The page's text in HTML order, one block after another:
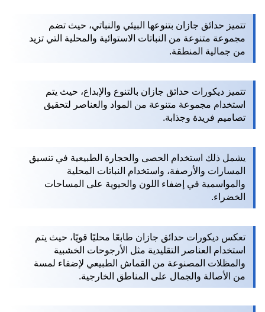
تتميز حدائق جازان بتنوعها البيئي والنباتي، حيث تضم
مجموعة متنوعة من النباتات الاستوائية والمحلية التي تزيد
من جمالية المنطقة.
تتميز ديكورات حدائق جازان بالتنوع والإبداع، حيث يتم
استخدام مجموعة متنوعة من المواد والعناصر لتحقيق
تصاميم فريدة وجذابة.
يشمل ذلك استخدام الحصى والحجارة الطبيعية في تنسيق
المسارات والأرصفة، واستخدام النباتات المحلية
والمواسمية في إضفاء اللون والحيوية على المساحات
الخضراء.
تعكس ديكورات حدائق جازان طابعًا محليًا قويًا، حيث يتم
استخدام العناصر التقليدية مثل الأرجوحات الخشبية
والمظلات المصنوعة من القماش الطبيعي لإضفاء لمسة
من الأصالة والجمال على المناطق الخارجية.